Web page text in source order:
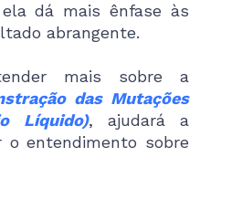
dá mais ênfase às
abrangente.
mais sobre a
das Mutações
Líquido), ajudará a
o entendimento sobre